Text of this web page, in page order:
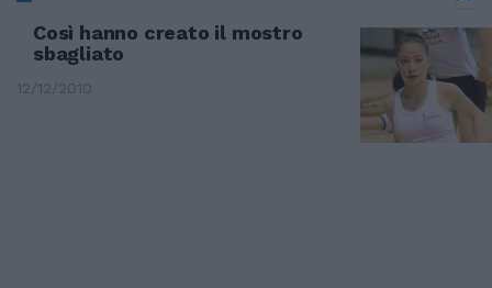
Così hanno creato il mostro
sbagliato
12/12/2010